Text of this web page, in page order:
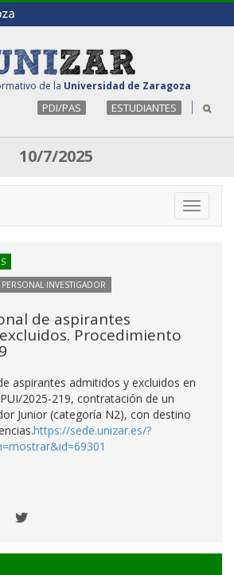
de la Universidad de Zaragoza
PDI/PAS ESTUDIANTES
10/7/2025
Toggle
INVESTIGADOR
de aspirantes
Procedimiento
aspirantes admitidos y excluidos en
2025-219, contratación de un
Junior (categoría N2), con destino
https://sede.unizar.es/?